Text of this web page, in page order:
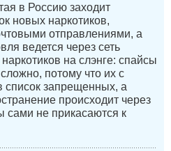
в Россию заходит
новых наркотиков,
отправлениями, а
ведется через сеть
на слэнге: спайсы
потому что их с
список запрещенных, а
происходит через
сами не прикасаются к